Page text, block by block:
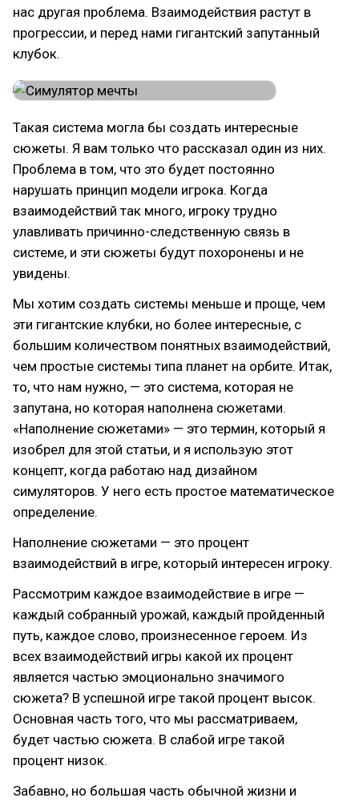
нас другая проблема. Взаимодействия растут в
прогрессии, и перед нами гигантский запутанный
клубок.
Такая система могла бы создать интересные
сюжеты. Я вам только что рассказал один из них.
Проблема в том, что это будет постоянно
нарушать принцип модели игрока. Когда
взаимодействий так много, игроку трудно
улавливать причинно-следственную связь в
системе, и эти сюжеты будут похоронены и не
увидены.
Мы хотим создать системы меньше и проще, чем
эти гигантские клубки, но более интересные, с
большим количеством понятных взаимодействий,
чем простые системы типа планет на орбите. Итак,
то, что нам нужно, — это система, которая не
запутана, но которая наполнена сюжетами.
«Наполнение сюжетами» — это термин, который я
изобрел для этой статьи, и я использую этот
концепт, когда работаю над дизайном
симуляторов. У него есть простое математическое
определение.
Наполнение сюжетами — это процент
взаимодействий в игре, который интересен игроку.
Рассмотрим каждое взаимодействие в игре —
каждый собранный урожай, каждый пройденный
путь, каждое слово, произнесенное героем. Из
всех взаимодействий игры какой их процент
является частью эмоционально значимого
сюжета? В успешной игре такой процент высок.
Основная часть того, что мы рассматриваем,
будет частью сюжета. В слабой игре такой
процент низок.
Забавно, но большая часть обычной жизни и